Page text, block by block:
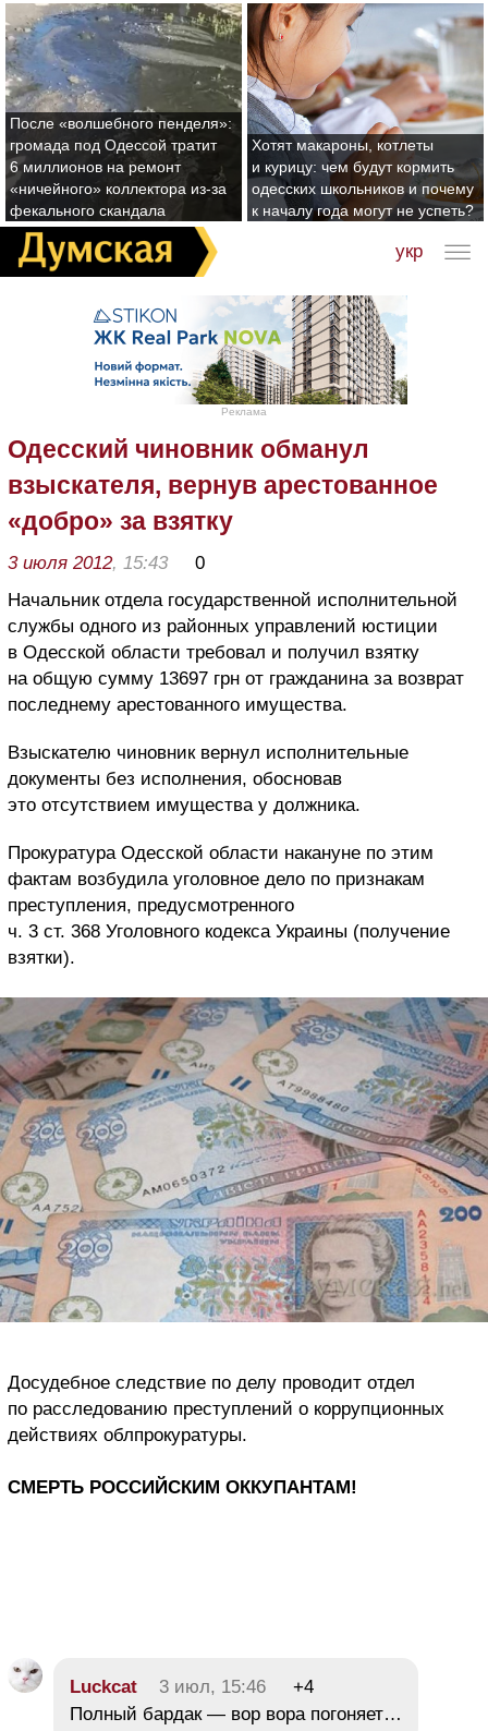
После «волшебного пенделя»:
громада под Одессой тратит
6 миллионов на ремонт
«ничейного» коллектора из-за
фекального скандала
Хотят макароны, котлеты
и курицу: чем будут кормить
одесских школьников и почему
к началу года могут не успеть?
укр
Реклама
Одесский чиновник обманул
взыскателя, вернув арестованное
«добро» за взятку
3 июля 2012, 15:43
0
Начальник отдела государственной исполнительной
службы одного из районных управлений юстиции
в Одесской области требовал и получил взятку
на общую сумму 13697 грн от гражданина за возврат
последнему арестованного имущества.
Взыскателю чиновник вернул исполнительные
документы без исполнения, обосновав
это отсутствием имущества у должника.
Прокуратура Одесской области накануне по этим
фактам возбудила уголовное дело по признакам
преступления, предусмотренного
ч. 3 ст. 368 Уголовного кодекса Украины (получение
взятки).
Досудебное следствие по делу проводит отдел
по расследованию преступлений о коррупционных
действиях облпрокуратуры.
СМЕРТЬ РОССИЙСКИМ ОККУПАНТАМ!
Luckcat 3 июл, 15:46
+4
Полный бардак — вор вора погоняет…